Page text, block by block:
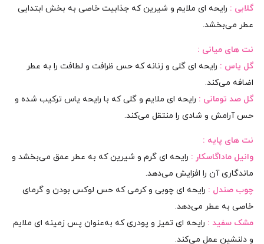
گلابی : رایحه‌ ای ملایم و شیرین که جذابیت خاصی به بخش ابتدایی
عطر می‌بخشد.
نت‌ های میانی :
گل یاس : رایحه‌ ای گلی و زنانه که حس ظرافت و لطافت را به عطر
اضافه می‌کند.
گل صد تومانی : رایحه‌ ای ملایم و گلی که با رایحه یاس ترکیب شده و
حس آرامش و شادی را منتقل می‌کند.
نت‌ های پایه :
وانیل ماداگاسکار : رایحه‌ ای گرم و شیرین که به عطر عمق می‌بخشد و
ماندگاری آن را افزایش می‌دهد.
چوب صندل : رایحه‌ ای چوبی و کرمی که حس لوکس بودن و گرمای
خاصی به عطر می‌دهد.
مشک سفید : رایحه‌ ای تمیز و پودری که به‌عنوان پس‌ زمینه‌ ای ملایم
و دلنشین عمل می‌کند.